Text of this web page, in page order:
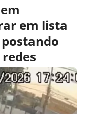
em lista